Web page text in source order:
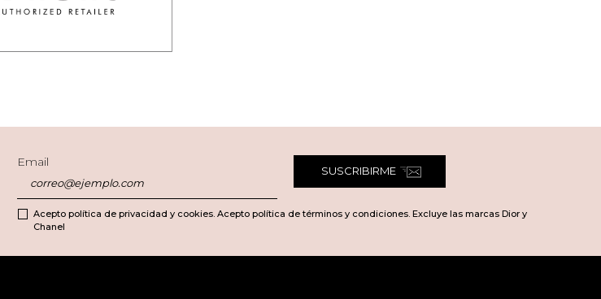
Email
SUSCRIBIRME
Acepto política de privacidad y cookies. Acepto política de términos y condiciones. Excluye las marcas Dior y
Chanel